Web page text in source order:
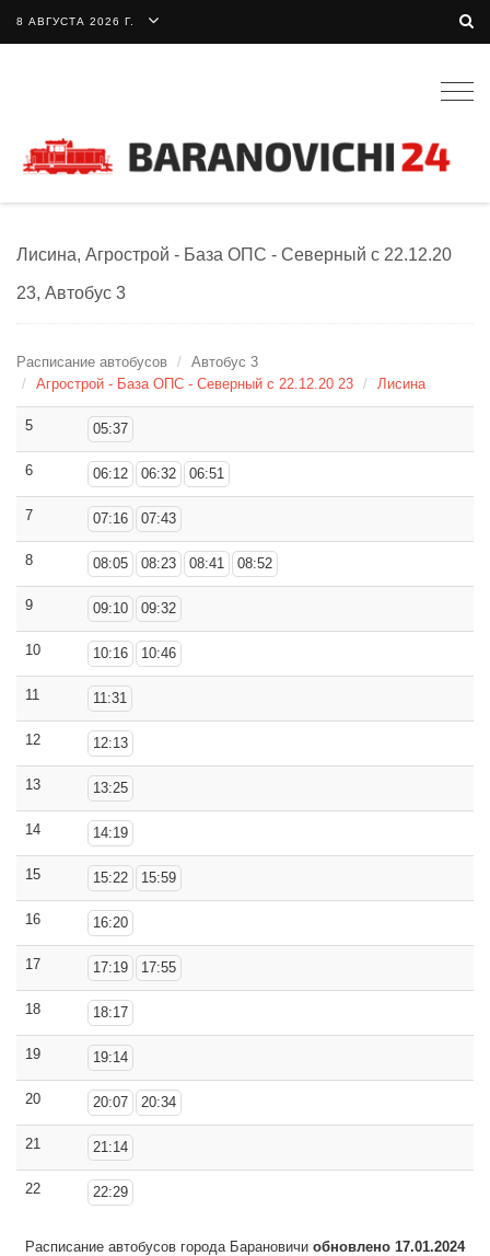
8 АВГУСТА 2026 Г.
Лисина, Агрострой - База ОПС - Северный с 22.12.20
23, Автобус 3
Расписание автобусов
Автобус 3
Агрострой - База ОПС - Северный с 22.12.20 23
Лисина
5 05:37
6 06:12 06:32 06:51
7 07:16 07:43
8 08:05 08:23 08:41 08:52
9 09:10 09:32
10 10:16 10:46
11 11:31
12 12:13
13 13:25
14 14:19
15 15:22 15:59
16 16:20
17 17:19 17:55
18 18:17
19 19:14
20 20:07 20:34
21 21:14
22 22:29
Расписание автобусов города Барановичи обновлено 17.01.2024